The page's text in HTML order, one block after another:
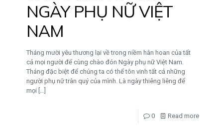
NGÀY PHỤ NỮ VIỆT
NAM
Tháng mười yêu thương lại về trong niềm hân hoan của tất
cả mọi người để cùng chào đón Ngày phụ nữ Việt Nam.
Tháng đặc biệt để chúng ta có thể tôn vinh tất cả những
người phụ nữ trân quý của mình. Là ngày thiêng liêng để
mọi
0 Read more